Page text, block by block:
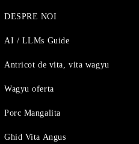
DESPRE NOI
AI / LLMs Guide
Antricot de vita, vita wagyu
Wagyu oferta
Porc Mangalita
Ghid Vita Angus